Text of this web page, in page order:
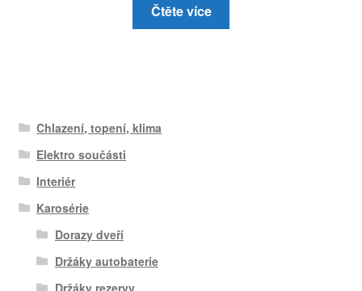
Čtěte více
Chlazení, topení, klima
Elektro součásti
Interiér
Karosérie
Dorazy dveří
Držáky autobaterie